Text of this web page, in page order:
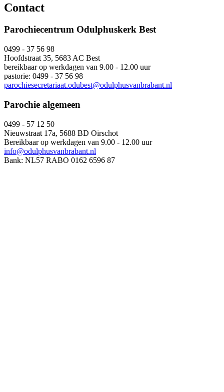
Contact
Parochiecentrum Odulphuskerk Best
0499 - 37 56 98
Hoofdstraat 35, 5683 AC Best
bereikbaar op werkdagen van 9.00 - 12.00 uur
pastorie: 0499 - 37 56 98
parochiesecretariaat.odubest@odulphusvanbrabant.nl
Parochie algemeen
0499 - 57 12 50
Nieuwstraat 17a, 5688 BD Oirschot
Bereikbaar op werkdagen van 9.00 - 12.00 uur
info@odulphusvanbrabant.nl
Bank: NL57 RABO 0162 6596 87